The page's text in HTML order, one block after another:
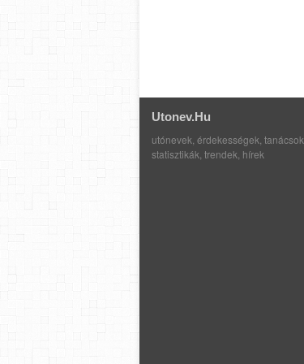
Utonev.hu
utónevek, érdekességek, tanácsok,
statisztikák, trendek, hírek